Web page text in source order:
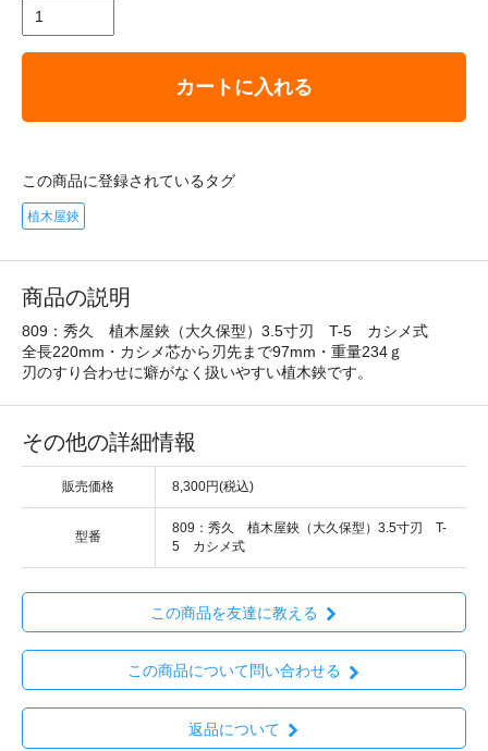
カートに入れる
この商品に登録されているタグ
植木屋鋏
商品の説明
809：秀久 植木屋鋏（大久保型）3.5寸刃 T-5 カシメ式
全長220mm・カシメ芯から刃先まで97mm・重量234ｇ
刃のすり合わせに癖がなく扱いやすい植木鋏です。
その他の詳細情報
販売価格 8,300円(税込)
型番
809：秀久 植木屋鋏（大久保型）3.5寸刃 T-
5 カシメ式
この商品を友達に教える
この商品について問い合わせる
返品について